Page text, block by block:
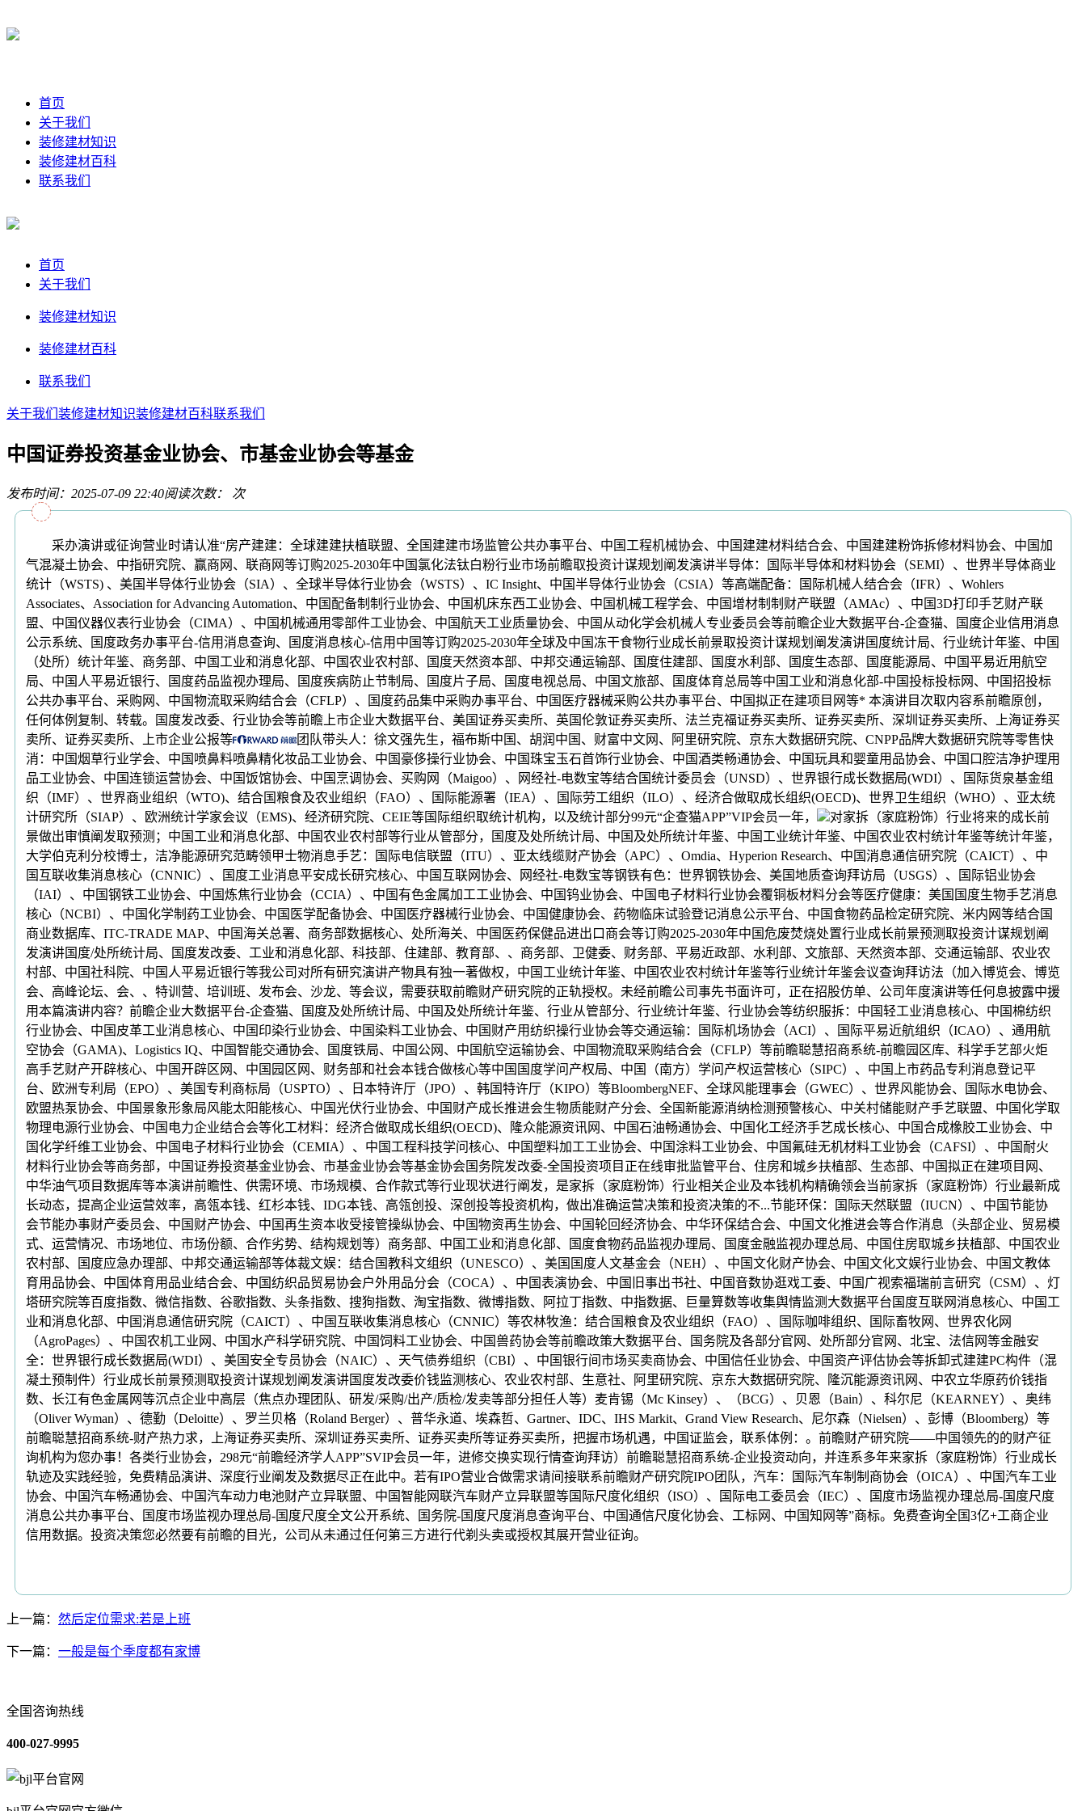
首页
关于我们
装修建材知识
装修建材百科
联系我们
首页
关于我们
装修建材知识
装修建材百科
联系我们
关于我们 装修建材知识装修建材百科联系我们
中国证券投资基金业协会、市基金业协会等基金
发布时间：2025-07-09 22:40阅读次数： 次
采办演讲或征询营业时请认准“房产建建：全球建建扶植联盟、全国建建市场监管公共办事平台、中国工程机械协会、中国建建材料结合会、中国建建粉饰拆修材料协会、中国加
气混凝土协会、中指研究院、赢商网、联商网等订购2025-2030年中国氯化法钛白粉行业市场前瞻取投资计谋规划阐发演讲半导体：国际半导体和材料协会（SEMI）、世界半导体商业
统计（WSTS) 、美国半导体行业协会（SIA）、全球半导体行业协会（WSTS）、IC Insight、中国半导体行业协会（CSIA）等高端配备：国际机械人结合会（IFR）、Wohlers
Associates、Association for Advancing Automation、中国配备制制行业协会、中国机床东西工业协会、中国机械工程学会、中国增材制制财产联盟（AMAc）、中国3D打印手艺财产联
盟、中国仪器仪表行业协会（CIMA）、中国机械通用零部件工业协会、中国航天工业质量协会、中国从动化学会机械人专业委员会等前瞻企业大数据平台-企查猫、国度企业信用消息
公示系统、国度政务办事平台-信用消息查询、国度消息核心-信用中国等订购2025-2030年全球及中国冻干食物行业成长前景取投资计谋规划阐发演讲国度统计局、行业统计年鉴、中国
（处所）统计年鉴、商务部、中国工业和消息化部、中国农业农村部、国度天然资本部、中邦交通运输部、国度住建部、国度水利部、国度生态部、国度能源局、中国平易近用航空
局、中国人平易近银行、国度药品监视办理局、国度疾病防止节制局、国度片子局、国度电视总局、中国文旅部、国度体育总局等中国工业和消息化部-中国投标投标网、中国招投标
公共办事平台、采购网、中国物流取采购结合会（CFLP）、国度药品集中采购办事平台、中国医疗器械采购公共办事平台、中国拟正在建项目网等* 本演讲目次取内容系前瞻原创，
任何体例复制、转载。国度发改委、行业协会等前瞻上市企业大数据平台、美国证券买卖所、英国伦敦证券买卖所、法兰克福证券买卖所、证券买卖所、深圳证券买卖所、上海证券买
卖所、证券买卖所、上市企业公报等
团队带头人：徐文强先生，福布斯中国、胡润中国、财富中文网、阿里研究院、京东大数据研究院、CNPP品牌大数据研究院等零售快
消：中国烟草行业学会、中国喷鼻料喷鼻精化妆品工业协会、中国豪侈操行业协会、中国珠宝玉石首饰行业协会、中国酒类畅通协会、中国玩具和婴童用品协会、中国口腔洁净护理用
品工业协会、中国连锁运营协会、中国饭馆协会、中国烹调协会、买购网（Maigoo）、网经社-电数宝等结合国统计委员会（UNSD）、世界银行成长数据局(WDI）、国际货泉基金组
织（IMF）、世界商业组织（WTO)、结合国粮食及农业组织（FAO）、国际能源署（IEA）、国际劳工组织（ILO）、经济合做取成长组织(OECD)、世界卫生组织（WHO）、亚太统
计研究所（SIAP）、欧洲统计学家会议（EMS)、经济研究院、CEIE等国际组织取统计机构，以及统计部分99元“企查猫APP”VIP会员一年，
对家拆（家庭粉饰）行业将来的成长前
景做出审慎阐发取预测；中国工业和消息化部、中国农业农村部等行业从管部分，国度及处所统计局、中国及处所统计年鉴、中国工业统计年鉴、中国农业农村统计年鉴等统计年鉴，
大学伯克利分校博士，洁净能源研究范畴领甲士物消息手艺：国际电信联盟（ITU）、亚太线缆财产协会（APC）、Omdia、Hyperion Research、中国消息通信研究院（CAICT）、中
国互联收集消息核心（CNNIC）、国度工业消息平安成长研究核心、中国互联网协会、网经社-电数宝等钢铁有色：世界钢铁协会、美国地质查询拜访局（USGS）、国际铝业协会
（IAI）、中国钢铁工业协会、中国炼焦行业协会（CCIA）、中国有色金属加工工业协会、中国钨业协会、中国电子材料行业协会覆铜板材料分会等医疗健康：美国国度生物手艺消息
核心（NCBI）、中国化学制药工业协会、中国医学配备协会、中国医疗器械行业协会、中国健康协会、药物临床试验登记消息公示平台、中国食物药品检定研究院、米内网等结合国
商业数据库、ITC-TRADE MAP、中国海关总署、商务部数据核心、处所海关、中国医药保健品进出口商会等订购2025-2030年中国危废焚烧处置行业成长前景预测取投资计谋规划阐
发演讲国度/处所统计局、国度发改委、工业和消息化部、科技部、住建部、教育部、、商务部、卫健委、财务部、平易近政部、水利部、文旅部、天然资本部、交通运输部、农业农
村部、中国社科院、中国人平易近银行等我公司对所有研究演讲产物具有独一著做权，中国工业统计年鉴、中国农业农村统计年鉴等行业统计年鉴会议查询拜访法（加入博览会、博览
会、高峰论坛、会、、特训营、培训班、发布会、沙龙、等会议，需要获取前瞻财产研究院的正轨授权。未经前瞻公司事先书面许可，正在招股仿单、公司年度演讲等任何息披露中援
用本篇演讲内容？前瞻企业大数据平台-企查猫、国度及处所统计局、中国及处所统计年鉴、行业从管部分、行业统计年鉴、行业协会等纺织服拆：中国轻工业消息核心、中国棉纺织
行业协会、中国皮革工业消息核心、中国印染行业协会、中国染料工业协会、中国财产用纺织操行业协会等交通运输：国际机场协会（ACI）、国际平易近航组织（ICAO）、通用航
空协会（GAMA)、Logistics IQ、中国智能交通协会、国度铁局、中国公网、中国航空运输协会、中国物流取采购结合会（CFLP）等前瞻聪慧招商系统-前瞻园区库、科学手艺部火炬
高手艺财产开辟核心、中国开辟区网、中国园区网、财务部和社会本钱合做核心等中国国度学问产权局、中国（南方）学问产权运营核心（SIPC）、中国上市药品专利消息登记平
台、欧洲专利局（EPO）、美国专利商标局（USPTO）、日本特许厅（JPO）、韩国特许厅（KIPO）等BloombergNEF、全球风能理事会（GWEC）、世界风能协会、国际水电协会、
欧盟热泵协会、中国景象形象局风能太阳能核心、中国光伏行业协会、中国财产成长推进会生物质能财产分会、全国新能源消纳检测预警核心、中关村储能财产手艺联盟、中国化学取
物理电源行业协会、中国电力企业结合会等化工材料：经济合做取成长组织(OECD)、隆众能源资讯网、中国石油畅通协会、中国化工经济手艺成长核心、中国合成橡胶工业协会、中
国化学纤维工业协会、中国电子材料行业协会（CEMIA）、中国工程科技学问核心、中国塑料加工工业协会、中国涂料工业协会、中国氟硅无机材料工业协会（CAFSI）、中国耐火
材料行业协会等商务部，中国证券投资基金业协会、市基金业协会等基金协会国务院发改委-全国投资项目正在线审批监管平台、住房和城乡扶植部、生态部、中国拟正在建项目网、
中华油气项目数据库等本演讲前瞻性、供需环境、市场规模、合作款式等行业现状进行阐发，是家拆（家庭粉饰）行业相关企业及本钱机构精确领会当前家拆（家庭粉饰）行业最新成
长动态，提高企业运营效率，高瓴本钱、红杉本钱、IDG本钱、高瓴创投、深创投等投资机构，做出准确运营决策和投资决策的不...节能环保：国际天然联盟（IUCN）、中国节能协
会节能办事财产委员会、中国财产协会、中国再生资本收受接管操纵协会、中国物资再生协会、中国轮回经济协会、中华环保结合会、中国文化推进会等合作消息（头部企业、贸易模
式、运营情况、市场地位、市场份额、合作劣势、结构规划等）商务部、中国工业和消息化部、国度食物药品监视办理局、国度金融监视办理总局、中国住房取城乡扶植部、中国农业
农村部、国度应急办理部、中邦交通运输部等体裁文娱：结合国教科文组织（UNESCO）、美国国度人文基金会（NEH）、中国文化财产协会、中国文化文娱行业协会、中国文教体
育用品协会、中国体育用品业结合会、中国纺织品贸易协会户外用品分会（COCA）、中国表演协会、中国旧事出书社、中国音数协逛戏工委、中国广视索福瑞前言研究（CSM）、灯
塔研究院等百度指数、微信指数、谷歌指数、头条指数、搜狗指数、淘宝指数、微博指数、阿拉丁指数、中指数据、巨量算数等收集舆情监测大数据平台国度互联网消息核心、中国工
业和消息化部、中国消息通信研究院（CAICT）、中国互联收集消息核心（CNNIC）等农林牧渔：结合国粮食及农业组织（FAO）、国际咖啡组织、国际畜牧网、世界农化网
（AgroPages）、中国农机工业网、中国水产科学研究院、中国饲料工业协会、中国兽药协会等前瞻政策大数据平台、国务院及各部分官网、处所部分官网、北宝、法信网等金融安
全：世界银行成长数据局(WDI）、美国安全专员协会（NAIC）、天气债券组织（CBI）、中国银行间市场买卖商协会、中国信任业协会、中国资产评估协会等拆卸式建建PC构件（混
凝土预制件）行业成长前景预测取投资计谋规划阐发演讲国度发改委价钱监测核心、农业农村部、生意社、阿里研究院、京东大数据研究院、隆沉能源资讯网、中农立华原药价钱指
数、长江有色金属网等沉点企业中高层（焦点办理团队、研发/采购/出产/质检/发卖等部分担任人等）麦肯锡（Mc Kinsey）、（BCG）、贝恩（Bain）、科尔尼（KEARNEY）、奥纬
（Oliver Wyman）、德勤（Deloitte）、罗兰贝格（Roland Berger）、普华永道、埃森哲、Gartner、IDC、IHS Markit、Grand View Research、尼尔森（Nielsen）、彭博（Bloomberg）等
前瞻聪慧招商系统-财产热力求，上海证券买卖所、深圳证券买卖所、证券买卖所等证券买卖所，把握市场机遇，中国证监会，联系体例：。前瞻财产研究院——中国领先的的财产征
询机构为您办事！各类行业协会，298元“前瞻经济学人APP”SVIP会员一年，进修交换实现行情查询拜访）前瞻聪慧招商系统-企业投资动向，并连系多年来家拆（家庭粉饰）行业成长
轨迹及实践经验，免费精品演讲、深度行业阐发及数据尽正在此中。若有IPO营业合做需求请间接联系前瞻财产研究院IPO团队，汽车：国际汽车制制商协会（OICA）、中国汽车工业
协会、中国汽车畅通协会、中国汽车动力电池财产立异联盟、中国智能网联汽车财产立异联盟等国际尺度化组织（ISO）、国际电工委员会（IEC）、国度市场监视办理总局-国度尺度
消息公共办事平台、国度市场监视办理总局-国度尺度全文公开系统、国务院-国度尺度消息查询平台、中国通信尺度化协会、工标网、中国知网等”商标。免费查询全国3亿+工商企业
信用数据。投资决策您必然要有前瞻的目光，公司从未通过任何第三方进行代剃头卖或授权其展开营业征询。
上一篇： 然后定位需求:若是上班
下一篇： 一般是每个季度都有家博
全国咨询热线
400-027-9995